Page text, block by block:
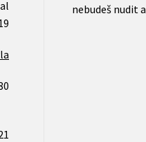
nebudeš nudit